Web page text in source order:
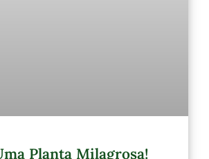
Planta Milagrosa!